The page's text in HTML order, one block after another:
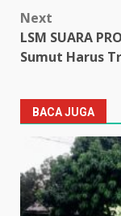
Next
LSM SUARA
Sumut Harus
BACA JUGA